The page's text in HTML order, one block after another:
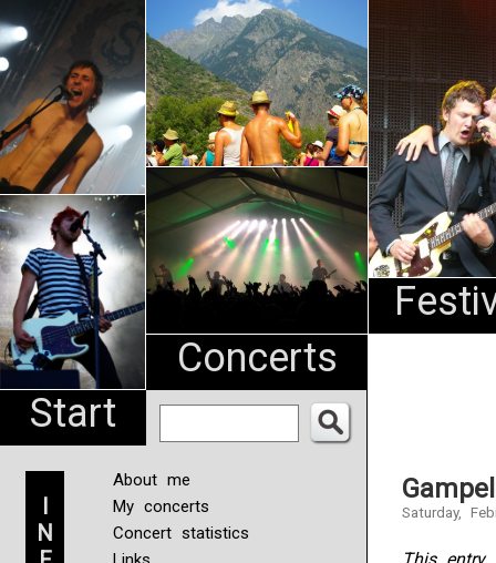
Start
Concerts
An
Pharma
NL
I
N
About me
My concerts
Concert statistics
Saturday,